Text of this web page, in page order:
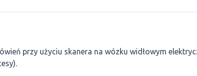
przy użyciu skanera na wózku widłowym